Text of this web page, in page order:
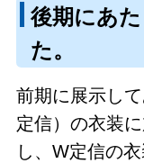
後期にあ
た。
前期に展示し
定信）の衣装
し、W定信の